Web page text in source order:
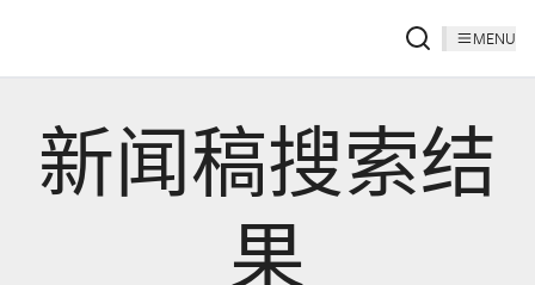
MENU
新闻稿搜索结
果